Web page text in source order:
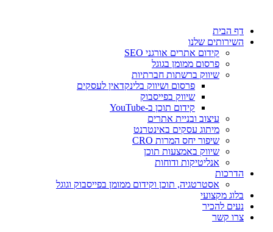
דף הבית
השירותים שלנו
קידום אתרים אורגני SEO
פרסום ממומן בגוגל
שיווק ברשתות חברתיות
פרסום ושיווק בלינקדאין לעסקים
שיווק בפייסבוק
קידום תוכן ב-YouTube
עיצוב ובניית אתרים
מיתוג עסקים באינטרנט
שיפור יחס המרות CRO
שיווק באמצעות תוכן
אנליטיקות ודוחות
הדרכות
אסטרטגיה, תוכן וקידום ממומן בפייסבוק וגוגל
בלוג מקצועי
נעים להכיר
צרו קשר